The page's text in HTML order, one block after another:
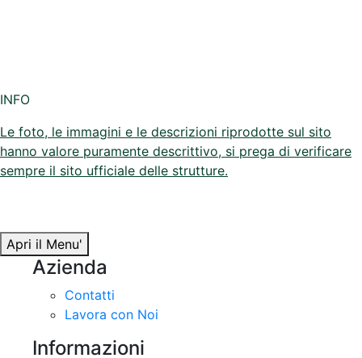
INFO
Le foto, le immagini e le descrizioni riprodotte sul sito
hanno valore puramente descrittivo, si prega di verificare
sempre il sito ufficiale delle strutture.
Apri il Menu'
Azienda
Contatti
Lavora con Noi
Informazioni